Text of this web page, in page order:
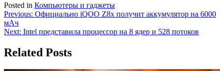
Posted in Компьютеры и гаджеты
Навигация
по
Previous: Официально iQOO Z8x получит аккумулятор на 6000
мАч
Next: Intel представила процессор на 8 ядер и 528 потоков
Related Posts